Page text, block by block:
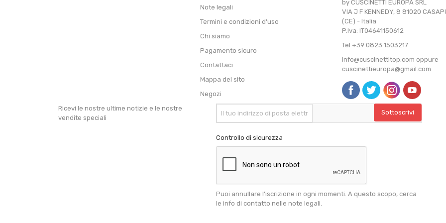
Note legali
Termini e condizioni d'uso
Chi siamo
Pagamento sicuro
Contattaci
Mappa del sito
Negozi
by CUSCINETTI EUROPA SRL
VIA J F KENNEDY, 8 81020
(CE) - Italia
P.Iva: IT04641150612
Tel +39 0823 1503217
info@cuscinettitop.com oppure
cuscinettieuropa@gmail.com
Ricevi le nostre ultime notizie e le nostre
vendite speciali
Controllo di sicurezza
Puoi annullare l'iscrizione in ogni momenti. A questo scopo, cerca
le info di contatto nelle note legali.